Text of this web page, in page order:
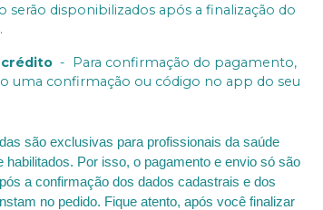
serão disponibilizados após a finalização do
crédito - Para confirmação do pagamento,
uma confirmação ou código no app do seu
são exclusivas para profissionais da saúde
habilitados. Por isso, o pagamento e envio só são
a confirmação dos dados cadastrais e dos
no pedido. Fique atento, após você finalizar